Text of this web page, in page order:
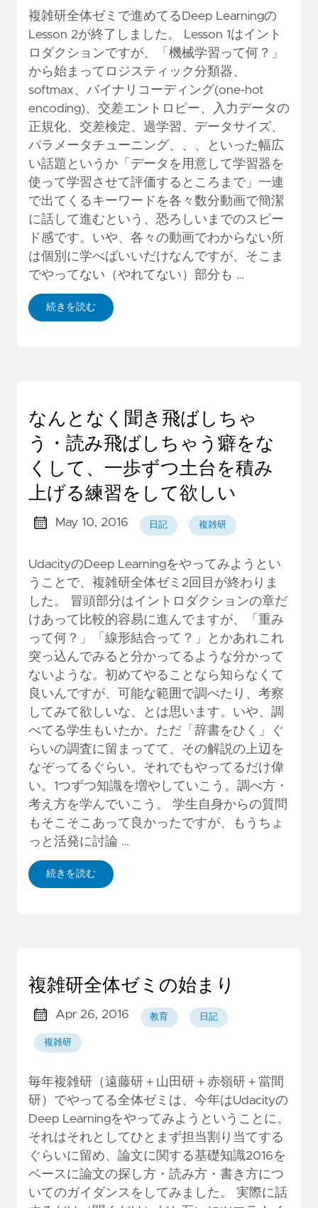
複雑研全体ゼミで進めてるDeep Learningの
Lesson 2が終了しました。 Lesson 1はイント
ロダクションですが、「機械学習って何？」
から始まってロジスティック分類器、
softmax、バイナリコーディング(one-hot
encoding)、交差エントロピー、入力データの
正規化、交差検定、過学習、データサイズ、
パラメータチューニング、、、といった幅広
い話題というか「データを用意して学習器を
使って学習させて評価するところまで」一連
で出てくるキーワードを各々数分動画で簡潔
に話して進むという、恐ろしいまでのスピー
ド感です。いや、各々の動画でわからない所
は個別に学べばいいだけなんですが、そこま
でやってない（やれてない）部分も …
続きを読む
なんとなく聞き飛ばしちゃ
う・読み飛ばしちゃう癖をな
くして、一歩ずつ土台を積み
上げる練習をして欲しい
May 10, 2016 日記 複雑研
UdacityのDeep Learningをやってみようとい
うことで、複雑研全体ゼミ2回目が終わりま
した。 冒頭部分はイントロダクションの章だ
けあって比較的容易に進んでますが、「重み
って何？」「線形結合って？」とかあれこれ
突っ込んでみると分かってるような分かって
ないような。初めてやることなら知らなくて
良いんですが、可能な範囲で調べたり、考察
してみて欲しいな、とは思います。いや、調
べてる学生もいたか。ただ「辞書をひく」ぐ
らいの調査に留まってて、その解説の上辺を
なぞってるぐらい。それでもやってるだけ偉
い。1つずつ知識を増やしていこう。調べ方・
考え方を学んでいこう。 学生自身からの質問
もそこそこあって良かったですが、もうちょ
っと活発に討論 …
続きを読む
複雑研全体ゼミの始まり
Apr 26, 2016 教育 日記
複雑研
毎年複雑研（遠藤研＋山田研＋赤嶺研＋當間
研）でやってる全体ゼミは、今年はUdacityの
Deep Learningをやってみようということに。
それはそれとしてひとまず担当割り当てする
ぐらいに留め、論文に関する基礎知識2016を
ベースに論文の探し方・読み方・書き方につ
いてのガイダンスをしてみました。 実際に話